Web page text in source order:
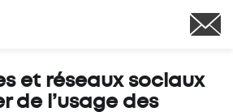
et réseaux sociaux
de l’usage des